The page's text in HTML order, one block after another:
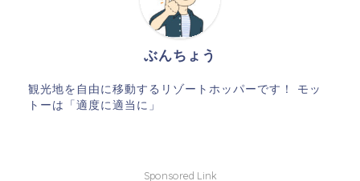
ぶんちょう
観光地を自由に移動するリゾートホッパーです！ モッ
トーは「適度に適当に」
Sponsored Link